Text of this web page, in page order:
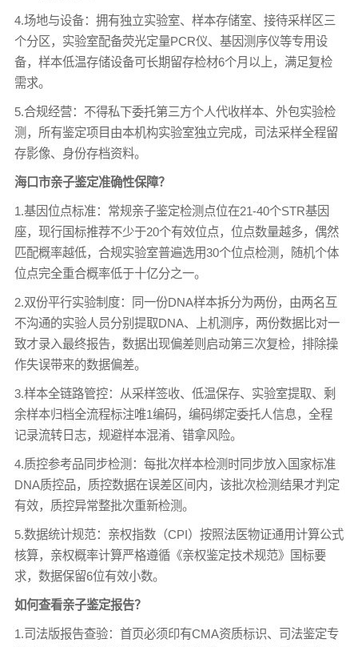
4.场地与设备：拥有独立实验室、样本存储室、接待采样区三
个分区，实验室配备荧光定量PCR仪、基因测序仪等专用设
备，样本低温存储设备可长期留存检材6个月以上，满足复检
需求。
5.合规经营：不得私下委托第三方个人代收样本、外包实验检
测，所有鉴定项目由本机构实验室独立完成，司法采样全程留
存影像、身份存档资料。
海口市亲子鉴定准确性保障？
1.基因位点标准：常规亲子鉴定检测点位在21-40个STR基因
座，现行国标推荐不少于20个有效位点，位点数量越多，偶然
匹配概率越低，合规实验室普遍选用30个位点检测，随机个体
位点完全重合概率低于十亿分之一。
2.双份平行实验制度：同一份DNA样本拆分为两份，由两名互
不沟通的实验人员分别提取DNA、上机测序，两份数据比对一
致才录入最终报告，数据出现偏差则启动第三次复检，排除操
作失误带来的数据偏差。
3.样本全链路管控：从采样签收、低温保存、实验室提取、剩
余样本归档全流程标注唯1编码，编码绑定委托人信息，全程
记录流转日志，规避样本混淆、错拿风险。
4.质控参考品同步检测：每批次样本检测时同步放入国家标准
DNA质控品，质控数据在误差区间内，该批次检测结果才判定
有效，质控异常整批次重新检测。
5.数据统计规范：亲权指数（CPI）按照法医物证通用计算公式
核算，亲权概率计算严格遵循《亲权鉴定技术规范》国标要
求，数据保留6位有效小数。
如何查看亲子鉴定报告？
1.司法版报告查验：首页必须印有CMA资质标识、司法鉴定专